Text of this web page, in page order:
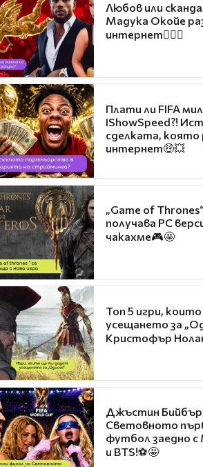
Любов или
Мадука Окойе
интернет❤️‍🔥🔥
Плати ли FIFA
IShowSpeed?!
сделката, която
интернет🤑💥
„Game of
получава PC
чакахме🎮🤩
Топ 5 игри,
усещането за
Кристофър
Джъстин Бийбър
Световното
футбол заедно
и BTS!⚽🤩